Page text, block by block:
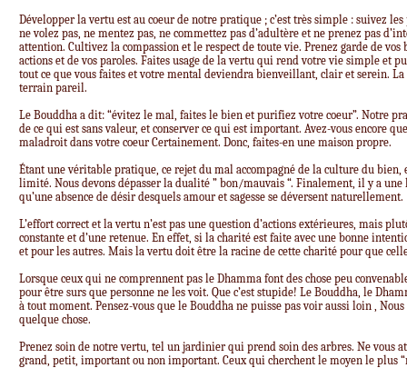
Développer la vertu est au coeur de notre pratique ; c’est très simple : suivez
ne volez pas, ne mentez pas, ne commettez pas d’adultère et ne prenez pas
attention. Cultivez la compassion et le respect de toute vie. Prenez garde de vos
actions et de vos paroles. Faites usage de la vertu qui rend votre vie simple et
tout ce que vous faites et votre mental deviendra bienveillant, clair et serein.
terrain pareil.
Le Bouddha a dit: “évitez le mal, faites le bien et purifiez votre coeur”. Notre
de ce qui est sans valeur, et conserver ce qui est important. Avez-vous encore
maladroit dans votre coeur Certainement. Donc, faites-en une maison propre.
Étant une véritable pratique, ce rejet du mal accompagné de la culture du
limité. Nous devons dépasser la dualité ” bon/mauvais “. Finalement, il y a
qu’une absence de désir desquels amour et sagesse se déversent naturellement.
L’effort correct et la vertu n’est pas une question d’actions extérieures, mais
constante et d’une retenue. En effet, si la charité est faite avec une bonne
et pour les autres. Mais la vertu doit être la racine de cette charité pour que
Lorsque ceux qui ne comprennent pas le Dhamma font des chose peu
pour être surs que personne ne les voit. Que c’est stupide! Le Bouddha, le
à tout moment. Pensez-vous que le Bouddha ne puisse pas voir aussi loin ,
quelque chose.
Prenez soin de notre vertu, tel un jardinier qui prend soin des arbres. Ne vous
grand, petit, important ou non important. Ceux qui cherchent le moyen le plus